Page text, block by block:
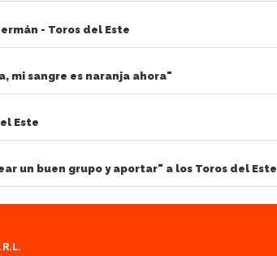
- Toros del Este
mi sangre es naranja ahora"
Este
un buen grupo y aportar" a los Toros del Este